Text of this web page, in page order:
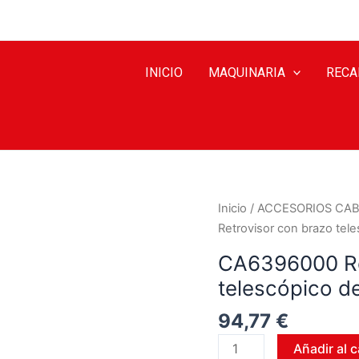
INICIO MAQUINARIA
Inicio / ACCESORIOS
Retrovisor con brazo
CA6396000
telescópico
94,77 €
Añadir al